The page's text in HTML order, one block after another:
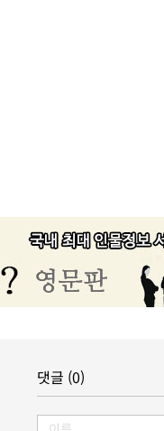
댓글 (0)